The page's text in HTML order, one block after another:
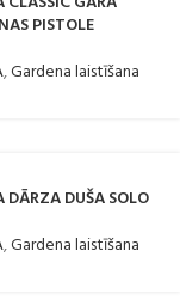
PISTOLE
,Gardena laistīšana
DĀRZA DUŠA SOLO
,Gardena laistīšana